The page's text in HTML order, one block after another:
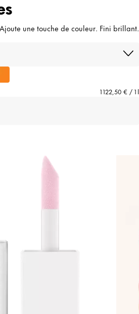
une touche de couleur. Fini brillant.
1 122,50 € / 1 l